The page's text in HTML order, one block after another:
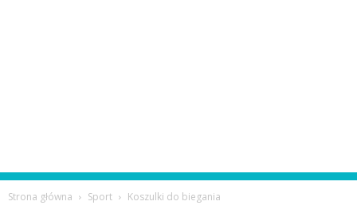
Strona główna Sport Koszulki do biegania